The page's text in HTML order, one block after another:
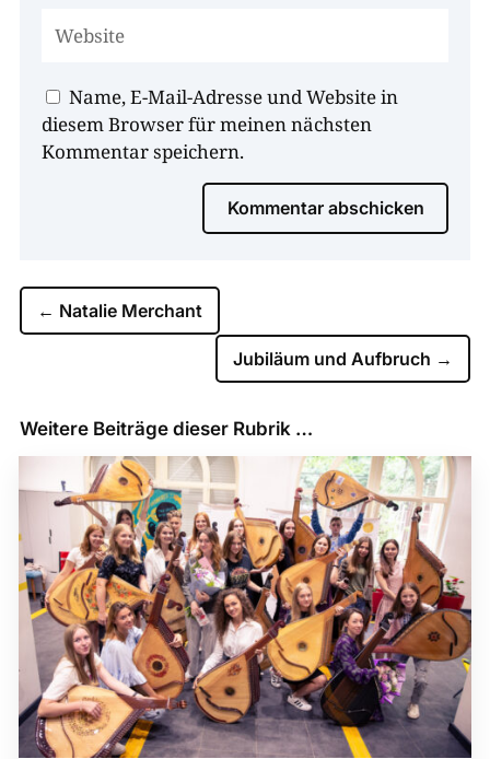
Name, E-Mail-Adresse und Website in
diesem Browser für meinen nächsten
Kommentar speichern.
Kommentar abschicken
← Natalie Merchant
Jubiläum und Aufbruch →
Weitere Beiträge dieser Rubrik …